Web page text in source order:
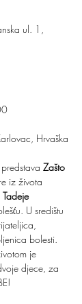
ul. 1,
Hrvaška
Zašto
iz života
Tadeje
U središtu
bolesti.
je
djece, za